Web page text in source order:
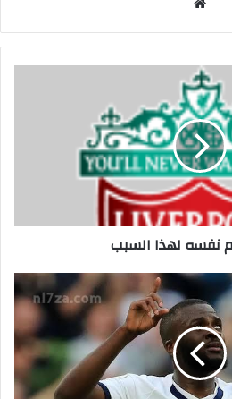
ق
ع
ا
ل
و
ي
ب
نفسه لهذا السبب